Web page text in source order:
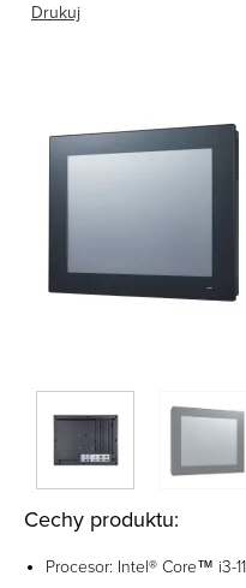
Drukuj
Cechy produktu:
Procesor: Intel® Core™ i3-